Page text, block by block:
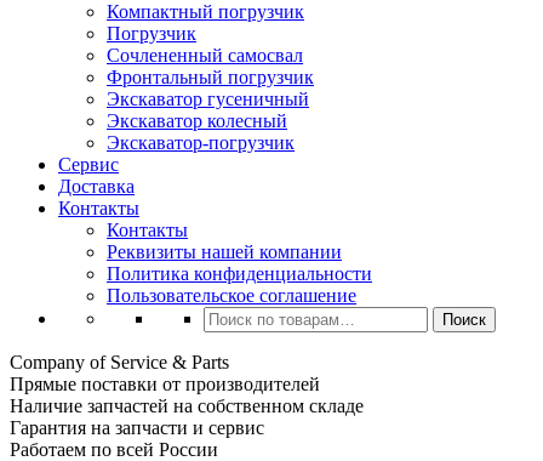
Компактный погрузчик
Погрузчик
Сочлененный самосвал
Фронтальный погрузчик
Экскаватор гусеничный
Экскаватор колесный
Экскаватор-погрузчик
Сервис
Доставка
Контакты
Контакты
Реквизиты нашей компании
Политика конфиденциальности
Пользовательское соглашение
Искать:
Поиск
Company of Service & Parts
Прямые поставки от производителей
Наличие запчастей на собственном складе
Гарантия на запчасти и сервис
Работаем по всей России